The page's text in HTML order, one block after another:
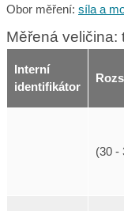
Obor měření: síla a
Měřená veličina:
Interní
identifikátor
(30 -